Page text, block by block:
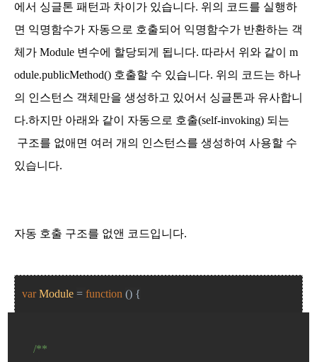
에서 싱글톤 패턴과 차이가 있습니다. 위의 코드를 실행하
면 익명함수가 자동으로 호출되어 익명함수가 반환하는 객
체가 Module 변수에 할당되게 됩니다. 따라서 위와 같이 m
odule.publicMethod() 호출할 수 있습니다. 위의 코드는 하나
의 인스턴스 객체만을 생성하고 있어서 싱글톤과 유사합니
다.하지만 아래와 같이 자동으로 호출(self-invoking) 되는
구조를 없애면 여러 개의 인스턴스를 생성하여 사용할 수
있습니다.
자동 호출 구조를 없앤 코드입니다.
varModule = function () {
/**